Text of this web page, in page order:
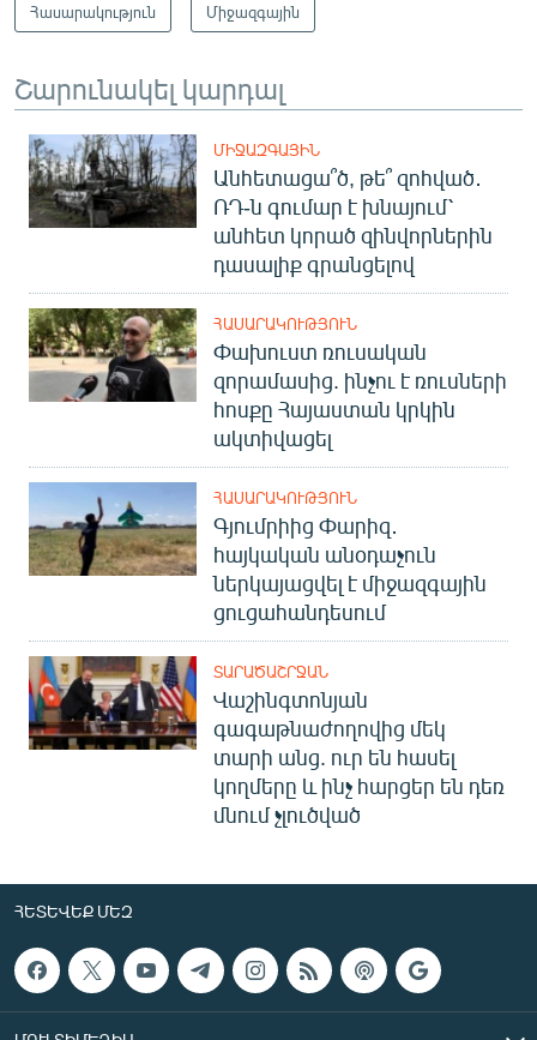
Հասարակություն Միջազգային
Շարունակել կարդալ
ՄԻՋԱԶԳԱՅԻՆ
Անհետացա՞ծ, թե՞ զոհված․
ՌԴ-ն գումար է խնայում՝
անհետ կորած զինվորներին
դասալիք գրանցելով
ՀԱՍԱՐԱԿՈՒԹՅՈՒՆ
Փախուստ ռուսական
զորամասից. ինչու է ռուսների
հոսքը Հայաստան կրկին
ակտիվացել
ՀԱՍԱՐԱԿՈՒԹՅՈՒՆ
Գյումրիից Փարիզ․
հայկական անօդաչուն
ներկայացվել է միջազգային
ցուցահանդեսում
ՏԱՐԱԾԱՇՐՋԱՆ
Վաշինգտոնյան
գագաթնաժողովից մեկ
տարի անց. ուր են հասել
կողմերը և ինչ հարցեր են դեռ
մնում չլուծված
ՀԵՏԵՎԵՔ ՄԵԶ